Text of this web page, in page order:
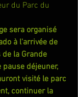
du Parc du
sera organisé
à l'arrivée de
la Grande
déjeuner,
visité le parc
continuer la